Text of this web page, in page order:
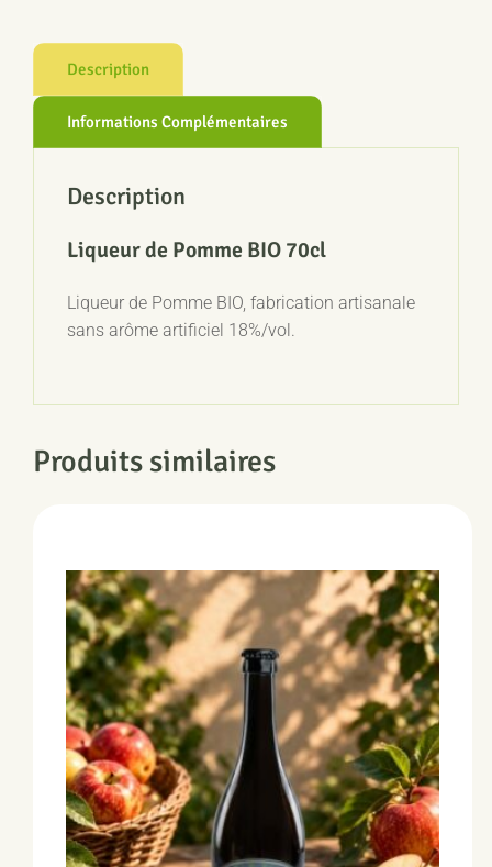
Pomme
70cl
Description
Informations Complémentaires
Description
Liqueur de Pomme BIO 70cl
Liqueur de Pomme BIO, fabrication artisanale
sans arôme artificiel 18%/vol.
Produits similaires